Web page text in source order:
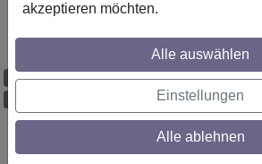
IL-Stilg. 20 mm 2-lfg.
cm Edelst.-O.
Maßzuschnitt möglich
akzeptieren möchten.
Alle auswählen
Einstellungen
Alle ablehnen